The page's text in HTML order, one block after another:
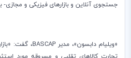
جستجوی آنلاین و بازارهای فیزیکی و مجازی-
«ویلیام دابسون»، مدیرBASCAP، گفت: